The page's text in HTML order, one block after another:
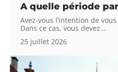
A quelle période
Avez-vous l’intention de
Dans ce cas, vous devez…
25 juillet 2026